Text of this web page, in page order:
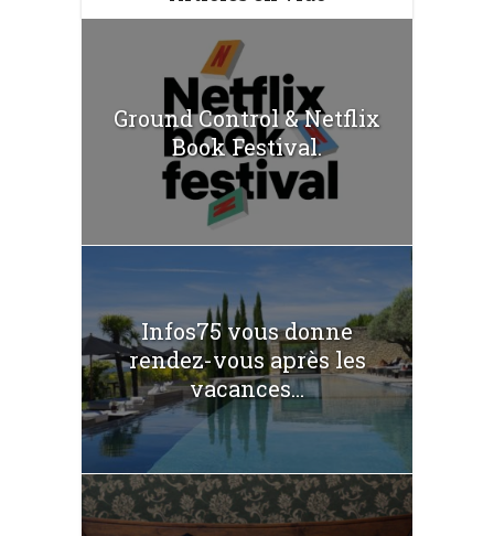
Ground Control & Netflix
Book Festival.
Infos75 vous donne
rendez-vous après les
vacances...